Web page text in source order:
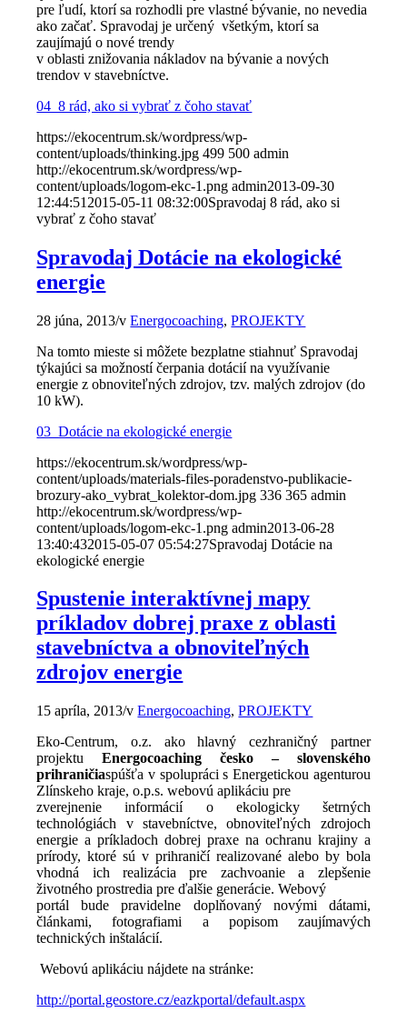
pre ľudí, ktorí sa rozhodli pre vlastné bývanie, no nevedia
ako začať. Spravodaj je určený všetkým, ktorí sa
zaujímajú o nové trendy
v oblasti znižovania nákladov na bývanie a nových
trendov v stavebníctve.
04_8 rád, ako si vybrať z čoho stavať
https://ekocentrum.sk/wordpress/wp-
content/uploads/thinking.jpg 499 500 admin
http://ekocentrum.sk/wordpress/wp-
content/uploads/logom-ekc-1.png admin2013-09-30
12:44:51 2015-05-11 08:32:00Spravodaj 8 rád, ako si
vybrať z čoho stavať
Spravodaj Dotácie na ekologické
energie
28 júna, 2013/vEnergocoaching,PROJEKTY
Na tomto mieste si môžete bezplatne stiahnuť Spravodaj
týkajúci sa možností čerpania dotácií na využívanie
energie z obnoviteľných zdrojov, tzv. malých zdrojov (do
10 kW).
03_Dotácie na ekologické energie
https://ekocentrum.sk/wordpress/wp-
content/uploads/materials-files-poradenstvo-publikacie-
brozury-ako_vybrat_kolektor-dom.jpg 336 365 admin
http://ekocentrum.sk/wordpress/wp-
content/uploads/logom-ekc-1.png admin2013-06-28
13:40:432015-05-07 05:54:27Spravodaj Dotácie na
ekologické energie
Spustenie interaktívnej mapy
príkladov dobrej praxe z oblasti
stavebníctva a obnoviteľných
zdrojov energie
15 apríla, 2013/vEnergocoaching,PROJEKTY
Eko-Centrum, o.z. ako hlavný cezhraničný partner
projektuEnergocoaching česko – slovenského
prihraničiaspúšťa v spolupráci s Energetickou agenturou
Zlínskeho kraje, o.p.s. webovú aplikáciu pre
zverejnenie informácií o ekologicky šetrných
technológiách v stavebníctve, obnoviteľných zdrojoch
energie a príkladoch dobrej praxe na ochranu krajiny a
prírody, ktoré sú v prihraničí realizované alebo by bola
vhodná ich realizácia pre zachvoanie a zlepšenie
životného prostredia pre ďalšie generácie. Webový
portál bude pravidelne doplňovaný novými dátami,
článkami, fotografiami a popisom zaujímavých
technických inštalácií.
Webovú aplikáciu nájdete na stránke:
http://portal.geostore.cz/eazkportal/default.aspx